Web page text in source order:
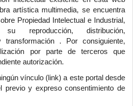
artística multimedia, se encuentra
Propiedad Intelectual e Industrial,
su reproducción, distribución,
transformación . Por consiguiente,
por parte de terceros que
autorización.
vínculo (link) a este portal desde
previo y expreso consentimiento de